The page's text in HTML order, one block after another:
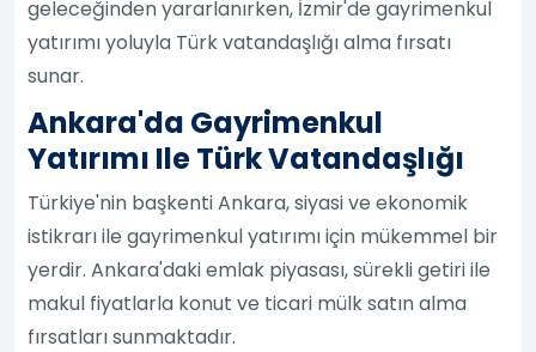
geleceğinden yararlanırken, İzmir'de gayrimenkul
yatırımı yoluyla Türk vatandaşlığı alma fırsatı
sunar.
Ankara'da Gayrimenkul
Yatırımı Ile Türk Vatandaşlığı
Türkiye'nin başkenti Ankara, siyasi ve ekonomik
istikrarı ile gayrimenkul yatırımı için mükemmel bir
yerdir. Ankara'daki emlak piyasası, sürekli getiri ile
makul fiyatlarla konut ve ticari mülk satın alma
fırsatları sunmaktadır.